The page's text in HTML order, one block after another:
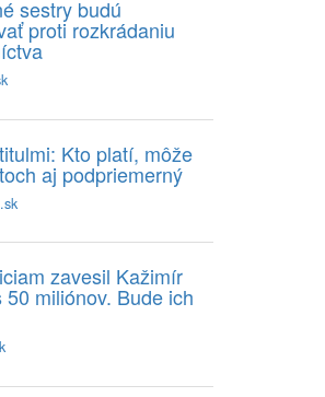
sestry budú
proti rozkrádaniu
Kto platí, môže
aj podpriemerný
zavesil Kažimír
50 miliónov. Bude ich